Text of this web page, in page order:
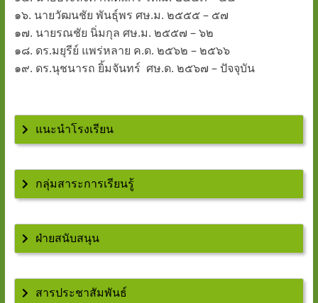
๑๖. นายวัฒนชัย พันธุ์พร ศษ.ม. ๒๕๕๕ – ๕๗
๑๗. นายรณชัย นิ่มกุล ศษ.ม. ๒๕๕๗ – ๖๒
๑๘. ดร.มยุรีย์ แพร่หลาย ค.ด. ๒๕๖๒ – ๒๕๖๖
๑๙. ดร.นุชนารถ ยิ้มจันทร์ ศษ.ด. ๒๕๖๗ – ปัจจุบัน
แนะนำโรงเรียน
กลุ่มสาระการเรียนรู้
ฝ่ายสนับสนุน
สารประชาสัมพันธ์